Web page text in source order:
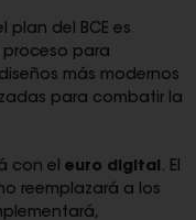
plan del BCE es
proceso para
más modernos
para combatir la
con el euro digital . El
reemplazará a los